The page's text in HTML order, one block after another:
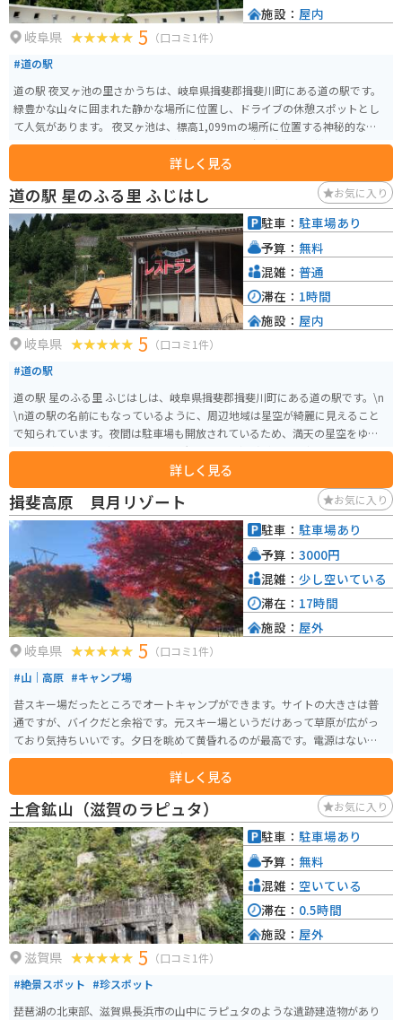
岐阜県 5 （口コミ1件）
#道の駅
道の駅 夜叉ヶ池の里さかうちは、岐阜県揖斐郡揖斐川町にある道の駅です。
緑豊かな山々に囲まれた静かな場所に位置し、ドライブの休憩スポットとし
て人気があります。 夜叉ヶ池は、標高1,099mの場所に位置する神秘的な池で
す。湧き水だけで形成された高層湿原としては日本最大級の規模を誇り、国
の天然記念物にも指定されています。道の駅からは、夜叉ヶ池登山口まで車
で約30分ほどでアクセスできます。登山道は整備されているので、初心者で
も比較的登りやすいですが、歩きやすい服装と靴は必須です。 道の駅には、
地元の特産品を販売する売店や、レストランがあります。揖斐川町の特産品
である「揖斐茶」や「富有柿」を使ったスイーツなども販売されているの
で、お土産にぴったりです。また、レストランでは、地元産の食材を使った
料理を楽しむことができます。 バイクで訪れる場合、道の駅には広い駐車場
が完備されているので安心です。夜叉ヶ池周辺は、 winding road が続くの
で、ツーリングにも最適です。ただし、山岳地帯のため、天候が変わりやす
いので注意が必要です。雨具や防寒具などの準備をしておくことをおすすめ
します。
詳しく見る
施設： 屋内
道の駅 星のふる里 ふじはし お気に入り
岐阜県 5 （口コミ1件）
#道の駅
道の駅 星のふる里 ふじはしは、岐阜県揖斐郡揖斐川町にある道の駅です。\n
\n道の駅の名前にもなっているように、周辺地域は星空が綺麗に見えること
で知られています。夜間は駐車場も開放されているため、満天の星空をゆっ
くりと眺めることができます。天体観測や星空撮影が趣味の方にもおすすめ
です。\n\nまた、併設されている「星のふる里物産館」では、地元で採れた
新鮮な野菜や果物が販売されています。特に、揖斐川町は柿の産地として有
名で、秋になると甘い柿が店頭に並びます。その他にも、地元産の食材を使
った加工品や、地域の特産品など、お土産に最適な商品が数多く取り揃えら
れています。\n\nバイクで訪れる場合、道の駅には広い駐車場が完備されて
おり、安心してバイクを停めることができます。揖斐川町周辺は、山間部の
ワインディングロードや、川のせせらぎを感じられる景観の良いルートな
ど、ツーリングにおすすめのスポットがたくさんあります。道の駅 星のふる
里 ふじはしを拠点に、岐阜県の自然を満喫するツーリングを楽しんでみては
いかがでしょうか。
詳しく見る
駐車： 駐車場あり
予算： 無料
混雑： 普通
滞在： 1時間
施設： 屋内
揖斐高原 貝月リゾート お気に入り
岐阜県 5 （口コミ1件）
#山｜高原 #キャンプ場
昔スキー場だったところでオートキャンプができます。サイトの大きさは普
通ですが、バイクだと余裕です。元スキー場というだけあって草原が広がっ
ており気持ちいいです。夕日を眺めて黄昏れるのが最高です。電源はないので
過ごしやすい気候を選ぶか、冬は防寒対策をしっかりして訪れてください。
詳しく見る
駐車： 駐車場あり
予算： 3000円
混雑： 少し空いている
滞在： 17時間
施設： 屋外
土倉鉱山（滋賀のラピュタ） お気に入り
滋賀県 5 （口コミ1件）
#絶景スポット #珍スポット
琵琶湖の北東部、滋賀県長浜市の山中にラピュタのような遺跡建造物があり
駐車： 駐車場あり
予算： 無料
混雑： 空いている
滞在： 0.5時間
施設： 屋外